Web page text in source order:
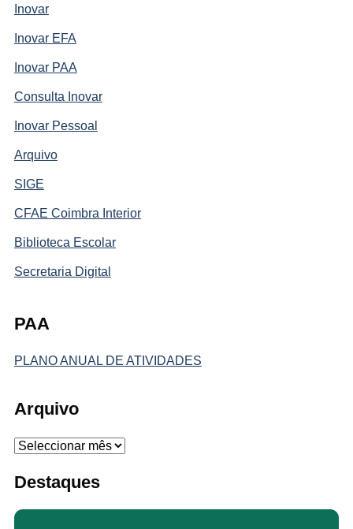
Inovar
Inovar EFA
Inovar PAA
Consulta Inovar
Inovar Pessoal
Arquivo
SIGE
CFAE Coimbra Interior
Biblioteca Escolar
Secretaria Digital
PAA
PLANO ANUAL DE ATIVIDADES
Arquivo
Arquivo
Destaques